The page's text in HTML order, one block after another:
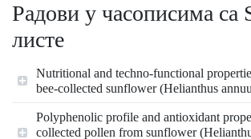
Радови у часописима са
листе
Nutritional and techno-functional
bee-collected sunflower (Helianthus
Polyphenolic profile and antioxidant
collected pollen from sunflower